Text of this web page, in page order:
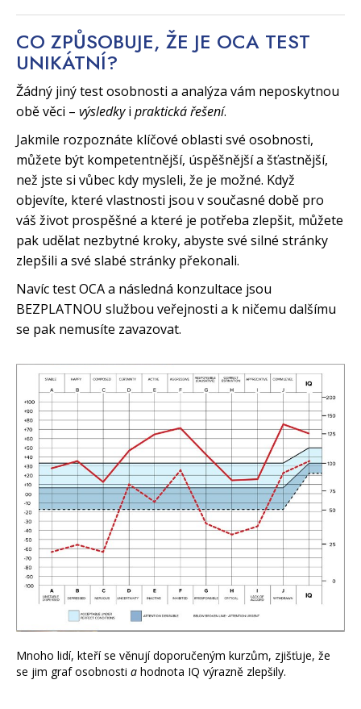
CO ZPŮSOBUJE, ŽE JE OCA TEST
UNIKÁTNÍ?
Žádný jiný test osobnosti a analýza vám neposkytnou
obě věci – výsledkyi praktická řešení.
Jakmile rozpoznáte klíčové oblasti své osobnosti,
můžete být kompetentnější, úspěšnější a šťastnější,
než jste si vůbec kdy mysleli, že je možné. Když
objevíte, které vlastnosti jsou v současné době pro
váš život prospěšné a které je potřeba zlepšit, můžete
pak udělat nezbytné kroky, abyste své silné stránky
zlepšili a své slabé stránky překonali.
Navíc test OCA a následná konzultace jsou
BEZPLATNOU službou veřejnosti a k ničemu dalšímu
se pak nemusíte zavazovat.
Mnoho lidí, kteří se věnují doporučeným kurzům, zjišťuje, že
se jim graf osobnosti a hodnota IQ výrazně zlepšily.